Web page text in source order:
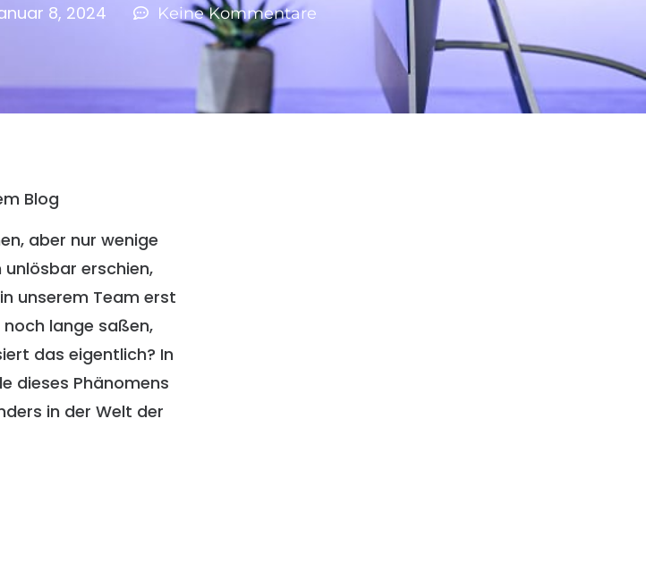
8, 2024 Keine Kommentare
Blog
aber nur wenige
erschien,
unserem Team erst
lange saßen,
das eigentlich? In
dieses Phänomens
in der Welt der